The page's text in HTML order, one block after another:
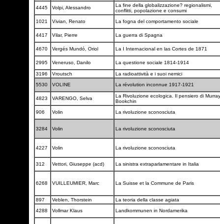
4445
Volpi, Alessandro
La fine della globalizzazione? regionalismi,
conflitti, popolazione e consumi
1021
Vivian, Renato La fogna del comportamento sociale
4417 Vilar, Pierre La guerra di Spagna
4670 Vergés Mundó, Oriol La I Internacional en las Cortes de 1871
2995 Veneruso, Danilo La questione sociale 1814-1914
3196 Vroutsch
La radioattività e i suoi nemici
5530
VOLINE La révolution inconnue 1917-1921
4823 VARENGO, Selva
La Rivoluzione ecologica. Il pensiero di Murray
Bookchin
906
Volin La rivoluzione sconosciuta
3284 Volin La rivoluzione sconosciuta
4227 Volin La rivoluzione sconosciuta
312 Vettori, Giuseppe (acd) La sinistra extraparlamentare in Italia
6268 VUILLEUMIER, Marc La Suisse et la Commune de Paris
897 Veblen, Thorstein
La teoria della classe agiata
4288
Vollmar Klaus Landkommunen in Nordamerika